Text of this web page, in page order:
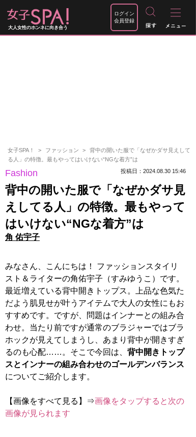
大人女性のホンネに向き合う
ログイン
会員登録
女子SPA！ ファッション
背中の開いた服で「なぜかダサ見えして
る人」の特徴。最もやってはいけない“NGな着方”は
Fashion 投稿日：2024.08.30 15:46
背中の開いた服で「なぜかダサ見
えしてる人」の特徴。最もやって
はいけない“NGな着方”は
角 佑宇子
みなさん、こんにちは！ ファッションスタイリ
スト＆ライターの角佑宇子（すみゆうこ）です。
最近増えている背中開きトップス。上品な色気た
だよう肌見せが叶うアイテムで大人の女性にもお
すすめです。ですが、問題はインナーとの組み合
わせ。当たり前ですが通常のブラジャーではブラ
ホックが見えてしまうし、あまり背中が開きすぎ
るのも心配……。そこで今回は、 背中開きトップ
スとインナーの組み合わせのゴールデンバランス
についてご紹介します。
【画像をすべて見る】⇒画像をタップすると次の
画像が見られます